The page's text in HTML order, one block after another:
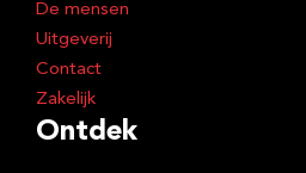
De mensen
Uitgeverij
Contact
Zakelijk
Ontdek